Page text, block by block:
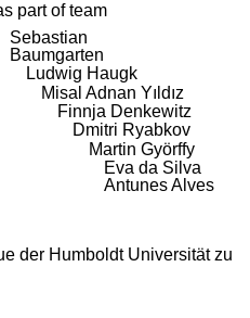
part of team
Sebastian
Baumgarten
Ludwig Haugk
Misal Adnan Yıldız
Finnja Denkewitz
Dmitri Ryabkov
Martin Györffy
Eva da Silva
Antunes Alves
der Humboldt Universität zu